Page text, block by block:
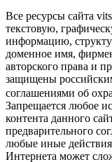
Все ресурсы сайта
текстовую,
информацию,
доменное имя,
авторского права и
защищены
соглашениями об
Запрещается любое
контента данного
предварительного
любые иные действия,
Интернета может